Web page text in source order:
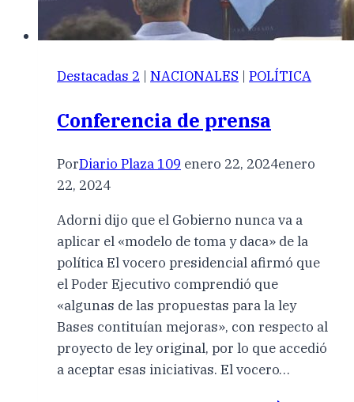
Destacadas 2 | NACIONALES | POLÍTICA
Conferencia de prensa
PorDiario Plaza 109 enero 22, 2024enero
22, 2024
Adorni dijo que el Gobierno nunca va a
aplicar el «modelo de toma y daca» de la
política El vocero presidencial afirmó que
el Poder Ejecutivo comprendió que
«algunas de las propuestas para la ley
Bases contituían mejoras», con respecto al
proyecto de ley original, por lo que accedió
a aceptar esas iniciativas. El vocero…